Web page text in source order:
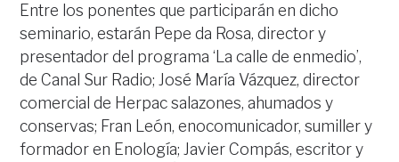
Entre los ponentes que participarán en dicho
seminario, estarán Pepe da Rosa, director y
presentador del programa ‘La calle de enmedio’,
de Canal Sur Radio; José María Vázquez, director
comercial de Herpac salazones, ahumados y
conservas; Fran León, enocomunicador, sumiller y
formador en Enología; Javier Compás, escritor y